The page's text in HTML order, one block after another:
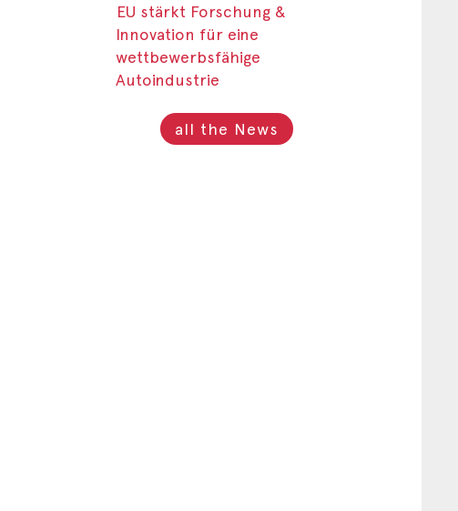
EU stärkt Forschung &
Innovation für eine
wettbewerbsfähige
Autoindustrie
all the News